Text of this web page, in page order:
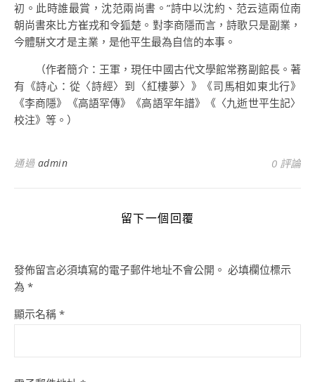
初。此時誰最賞，沈范兩尚書。”詩中以沈約、范云這兩位南
朝尚書來比方崔戎和令狐楚。對李商隱而言，詩歌只是副業，
今體駢文才是主業，是他平生最為自信的本事。
（作者簡介：王軍，現任中國古代文學館常務副館長。著
有《詩心：從〈詩經〉到〈紅樓夢〉》《司馬相如東北行》
《李商隱》《高語罕傳》《高語罕年譜》《〈九逝世平生記〉
校注》等。）
通過 admin 0 評論
留下一個回覆
發佈留言必須填寫的電子郵件地址不會公開。 必填欄位標示
為 *
顯示名稱 *